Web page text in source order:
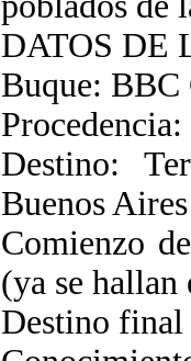
DATOS DE
Buque: BBC
Destino:
Buenos
Comienzo
(ya se hallan
Destino final